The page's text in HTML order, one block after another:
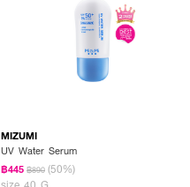
MIZUMI
UV Water Serum
฿445 ฿890 (50%)
size 40 G